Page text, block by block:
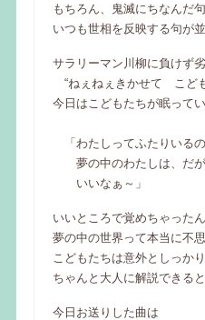
もちろん、鬼滅にちなんだ
いつも世相を反映する句が
サラリーマン川柳に負けず
“ねぇねぇきかせて こども
今日はこどもたちが眠って
「わたしってふたりいる
夢の中のわたしは、だが
いいなぁ～」
いいところで覚めちゃったん
夢の中の世界って本当に不思
こどもたちは意外としっか
ちゃんと大人に解説できる
今日お送りした曲は